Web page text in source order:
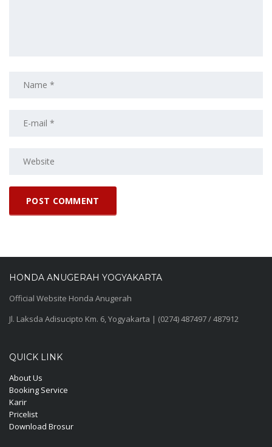
HONDA ANUGERAH YOGYAKARTA
Official Website Honda Anugerah
Jl. Laksda Adisucipto Km. 6, Yogyakarta | (0274) 487497 / 487912
QUICK LINK
About Us
Booking Service
Karir
Pricelist
Download Brosur